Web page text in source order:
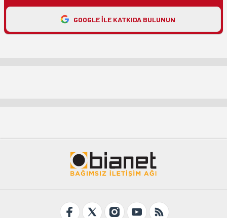
GOOGLE ILE KATKIDA BULUNUN